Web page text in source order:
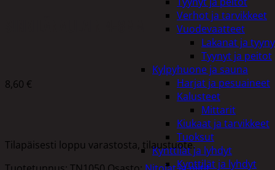
Verhot ja tarvikkeet
Vuodevaatteet
Lakanat ja
Tyynyt ja peitot
Kylpyhuone ja sauna
Harjat ja pesuaineet
Kalusteet
Mittarit
Kiukaat ja tarvikkeet
Tuoksut
Kynttilät ja lyhdyt
Kynttilät ja lyhdyt
8,60 €
Tilapäisesti loppu varastosta, tilaustuote.